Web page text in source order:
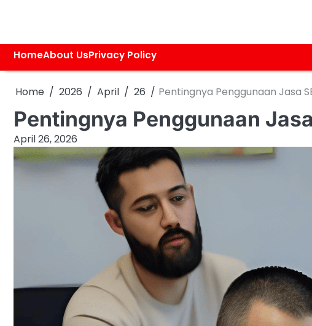
HomeAbout UsPrivacy Policy
Home 2026 April 26 Pentingnya Penggunaan Jasa
Pentingnya Penggunaan
April 26, 2026